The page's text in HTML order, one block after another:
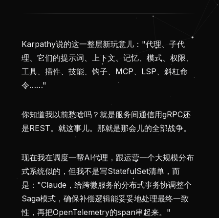
Karpathy说的这一整层新玩意儿："代理、子代
理、它们的提示词、上下文、记忆、模式、权限、
工具、插件、技能、钩子、MCP、LSP、斜杠命
令……"
你知道我以前愁啥吗？就是服务间通信用gRPC还
是REST。就这事儿。那就是那会儿的全部战争。
现在我在调度一帮AI代理，跟运营一个大规模分布
式系统似的，但我不是写StatefulSet清单，而
是："Claude，给跨微服务的分布式事务协调整个
Saga模式，确保补偿逻辑能妥妥地处理最终一致
性，再把OpenTelemetry的span串起来。"